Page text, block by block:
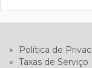
» Política de
» Taxas de Serviço